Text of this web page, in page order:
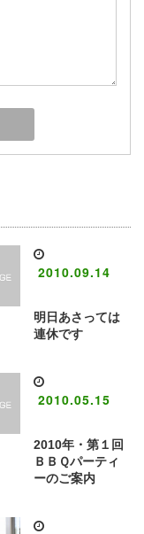
2010.09.14
明日あさっては
連休です
2010.05.15
2010年・第１回
ＢＢＱパーティ
ーのご案内